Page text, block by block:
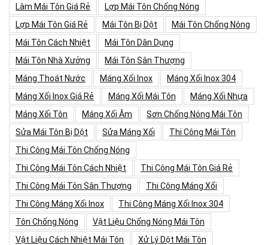
Làm Mái Tôn Giá Rẻ
Lợp Mái Tôn Chống Nóng
Lợp Mái Tôn Giá Rẻ
Mái Tôn Bị Dột
Mái Tôn Chống Nóng
Mái Tôn Cách Nhiệt
Mái Tôn Dân Dụng
Mái Tôn Nhà Xưởng
Mái Tôn Sân Thượng
Máng Thoát Nước
Máng Xối Inox
Máng Xối Inox 304
Máng Xối Inox Giá Rẻ
Máng Xối Mái Tôn
Máng Xối Nhựa
Máng Xối Tôn
Máng Xối Âm
Sơn Chống Nóng Mái Tôn
Sửa Mái Tôn Bị Dột
Sửa Máng Xối
Thi Công Mái Tôn
Thi Công Mái Tôn Chống Nóng
Thi Công Mái Tôn Cách Nhiệt
Thi Công Mái Tôn Giá Rẻ
Thi Công Mái Tôn Sân Thượng
Thi Công Máng Xối
Thi Công Máng Xối Inox
Thi Công Máng Xối Inox 304
Tôn Chống Nóng
Vật Liệu Chống Nóng Mái Tôn
Vật Liệu Cách Nhiệt Mái Tôn
Xử Lý Dột Mái Tôn